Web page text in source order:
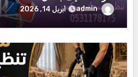
admin أبريل 14, 2026